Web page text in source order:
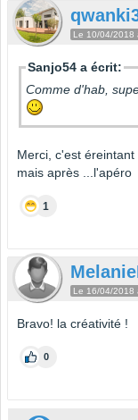
Le 10/04/2018
Sanjo54 a écrit:
Comme d'hab,
Merci, c'est
mais après ...l'apéro
1
Le 16/04/2018
Bravo! la créativité !
0